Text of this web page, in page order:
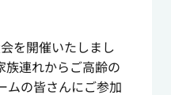
を開催いたしまし
族連れからご高齢の
ムの皆さんにご参加